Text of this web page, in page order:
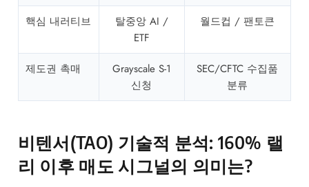
핵심 내러티브
탈중앙 AI /
ETF
월드컵 / 팬토큰
제도권 촉매
Grayscale S-1
신청
SEC/CFTC 수집품
분류
비텐서(TAO) 기술적 분석: 160% 랠
리 이후 매도 시그널의 의미는?